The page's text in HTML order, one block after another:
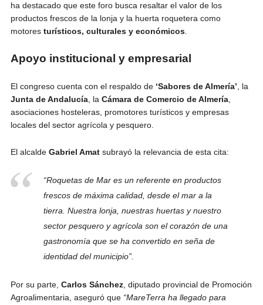
ha destacado que este foro busca resaltar el valor de los
productos frescos de la lonja y la huerta roquetera como
motores turísticos, culturales y económicos.
Apoyo institucional y empresarial
El congreso cuenta con el respaldo de ‘Sabores de Almería’ , la
Junta de Andalucía, la Cámara de Comercio de Almería,
asociaciones hosteleras, promotores turísticos y empresas
locales del sector agrícola y pesquero.
El alcalde Gabriel Amatsubrayó la relevancia de esta cita:
“Roquetas de Mar es un referente en productos
frescos de máxima calidad, desde el mar a la
tierra. Nuestra lonja, nuestras huertas y nuestro
sector pesquero y agrícola son el corazón de una
gastronomía que se ha convertido en seña de
identidad del municipio”.
Por su parte, Carlos Sánchez, diputado provincial de Promoción
Agroalimentaria, aseguró que “MareTerra ha llegado para